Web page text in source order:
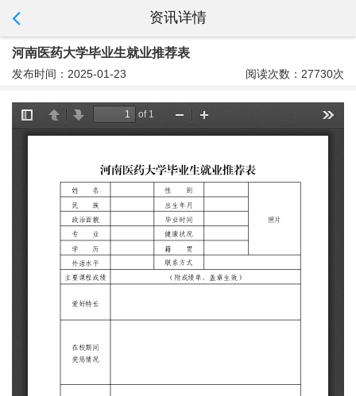
资讯详情
河南医药大学毕业生就业推荐表
发布时间：2025-01-23 阅读次数：27730次